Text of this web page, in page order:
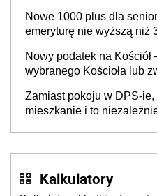
Nowe 1000 plus dla
emeryturę nie wyższą niż
nie otrzymają
Nowy podatek na Kościół
wybranego Kościoła lub
finansowania
Zamiast pokoju w DPS-
mieszkanie i to
Kalkulatory